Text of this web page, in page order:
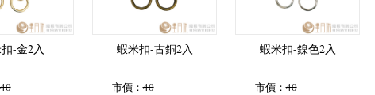
-金2入
40
蝦米扣-古銅2入
市價：40
蝦米扣-鎳色2入
市價：40